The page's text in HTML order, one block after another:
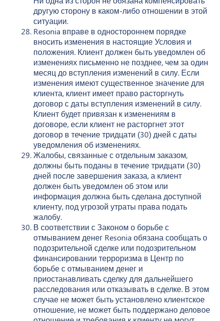
другую сторону в каком-либо отношении в этой
ситуации.
Resonia вправе в одностороннем порядке
вносить изменения в настоящие Условия и
положения. Клиент должен быть уведомлен об
изменениях письменно не позднее, чем за один
месяц до вступления изменений в силу. Если
изменения имеют существенное значение для
клиента, клиент имеет право расторгнуть
договор с даты вступления изменений в силу.
Клиент будет привязан к изменениям в
договоре, если клиент не расторгнет этот
договор в течение тридцати (30) дней с даты
уведомления об изменениях.
Жалобы, связанные с отдельным заказом,
должны быть поданы в течение тридцати (30)
дней после завершения заказа, а клиент
должен быть уведомлен об этом или
информация должна быть сделана доступной
клиенту, под угрозой утраты права подать
жалобу.
В соответствии с Законом о борьбе с
отмыванием денег Resonia обязана сообщать о
подозрительной сделке или подозрительном
финансировании терроризма в Центр по
борьбе с отмыванием денег и
приостанавливать сделку для дальнейшего
расследования или отказывать в сделке. В этом
случае не может быть установлено клиентское
отношение, не может быть поддержано деловое